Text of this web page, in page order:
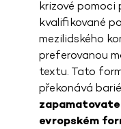
krizové pomoci
kvalifikované
mezilidského
preferovanou
textu. Tato
překonává
evropském